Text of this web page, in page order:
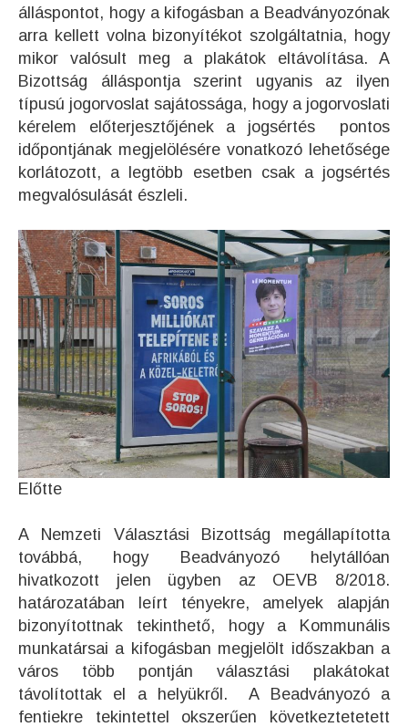
álláspontot, hogy a kifogásban a Beadványozónak
arra kellett volna bizonyítékot szolgáltatnia, hogy
mikor valósult meg a plakátok eltávolítása. A
Bizottság álláspontja szerint ugyanis az ilyen
típusú jogorvoslat sajátossága, hogy a jogorvoslati
kérelem előterjesztőjének a jogsértés pontos
időpontjának megjelölésére vonatkozó lehetősége
korlátozott, a legtöbb esetben csak a jogsértés
megvalósulását észleli.
Előtte
A Nemzeti Választási Bizottság megállapította
továbbá, hogy Beadványozó helytállóan
hivatkozott jelen ügyben az OEVB 8/2018.
határozatában leírt tényekre, amelyek alapján
bizonyítottnak tekinthető, hogy a Kommunális
munkatársai a kifogásban megjelölt időszakban a
város több pontján választási plakátokat
távolítottak el a helyükről. A Beadványozó a
fentiekre tekintettel okszerűen következtetetett